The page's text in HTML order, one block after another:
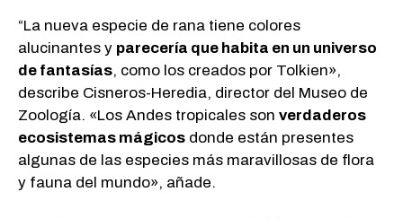
“La nueva especie de rana tiene colores
alucinantes y parecería que habita en un universo
de fantasías, como los creados por Tolkien»,
describe Cisneros-Heredia, director del Museo de
Zoología. «Los Andes tropicales son verdaderos
ecosistemas mágicos donde están presentes
algunas de las especies más maravillosas de flora
y fauna del mundo», añade.